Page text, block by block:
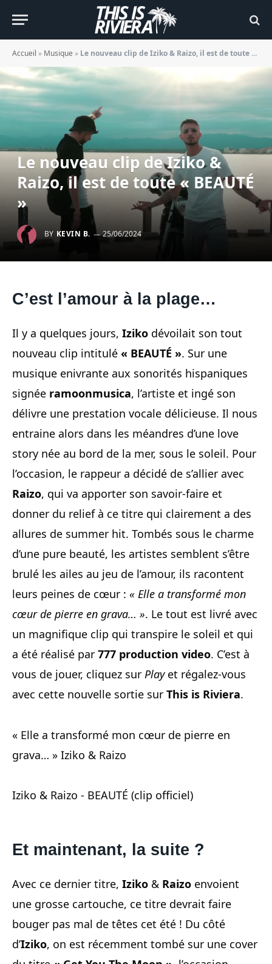
Accueil » Musique » Le nouveau clip de Iziko & Raizo, il est de toute « BEAUTÉ »
Le nouveau clip de Iziko &
Raizo, il est de toute « BEAUTÉ
»
BY KEVIN B. 25/06/2024
C’est l’amour à la plage…
Il y a quelques jours, Iziko dévoilait son tout
nouveau clip intitulé « BEAUTÉ ». Sur une
musique enivrante aux sonorités hispaniques
signée ramoonmusica, l’artiste et ingé son
délivre une prestation vocale délicieuse. Il nous
entraine alors dans les méandres d’une love
story née au bord de la mer, sous le soleil. Pour
l’occasion, le rappeur a décidé de s’allier avec
Raizo, qui va apporter son savoir-faire et
donner du relief à ce titre qui clairement a des
allures de summer hit. Tombés sous le charme
d’une pure beauté, les artistes semblent s’être
brulé les ailes au jeu de l’amour, ils racontent
leurs peines de cœur : « Elle a transformé mon
cœur de pierre en grava… ». Le tout est livré avec
un magnifique clip qui transpire le soleil et qui
a été réalisé par 777 production video. C’est à
vous de jouer, cliquez sur Playet régalez-vous
avec cette nouvelle sortie sur This is Riviera.
« Elle a transformé mon cœur de pierre en
grava… » Iziko & Raizo
Iziko & Raizo - BEAUTÉ (clip officiel)
Et maintenant, la suite ?
Avec ce dernier titre, Iziko & Raizo envoient
une grosse cartouche, ce titre devrait faire
bouger pas mal de têtes cet été ! Du côté
d’Iziko, on est récemment tombé sur une cover